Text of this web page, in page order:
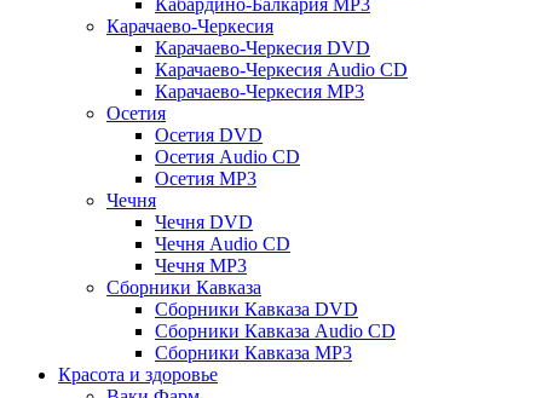
Кабардино-Балкария MP3
Карачаево-Черкесия
Карачаево-Черкесия DVD
Карачаево-Черкесия Audio CD
Карачаево-Черкесия MP3
Осетия
Осетия DVD
Осетия Audio CD
Осетия MP3
Чечня
Чечня DVD
Чечня Audio CD
Чечня MP3
Сборники Кавказа
Сборники Кавказа DVD
Сборники Кавказа Audio CD
Сборники Кавказа MP3
Красота и здоровье